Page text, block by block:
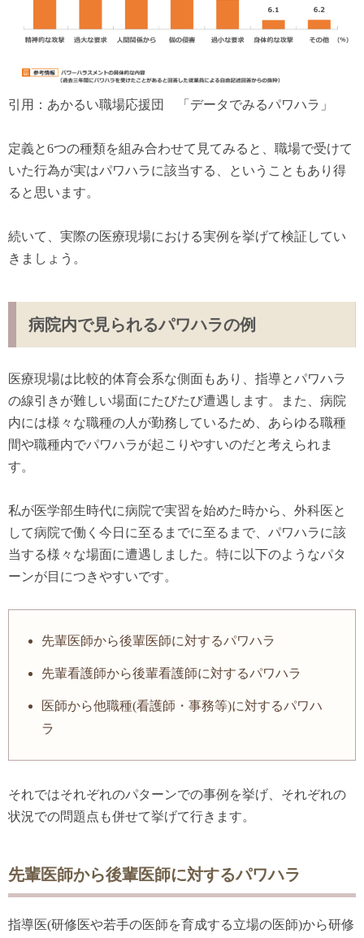
引用：あかるい職場応援団 「データでみるパワハラ」
定義と6つの種類を組み合わせて見てみると、職場で受けて
いた行為が実はパワハラに該当する、ということもあり得
ると思います。
続いて、実際の医療現場における実例を挙げて検証してい
きましょう。
病院内で見られるパワハラの例
医療現場は比較的体育会系な側面もあり、指導とパワハラ
の線引きが難しい場面にたびたび遭遇します。また、病院
内には様々な職種の人が勤務しているため、あらゆる職種
間や職種内でパワハラが起こりやすいのだと考えられま
す。
私が医学部生時代に病院で実習を始めた時から、外科医と
して病院で働く今日に至るまでに至るまで、パワハラに該
当する様々な場面に遭遇しました。特に以下のようなパタ
ーンが目につきやすいです。
先輩医師から後輩医師に対するパワハラ
先輩看護師から後輩看護師に対するパワハラ
医師から他職種(看護師・事務等)に対するパワハ
ラ
それではそれぞれのパターンでの事例を挙げ、それぞれの
状況での問題点も併せて挙げて行きます。
先輩医師から後輩医師に対するパワハラ
指導医(研修医や若手の医師を育成する立場の医師)から研修